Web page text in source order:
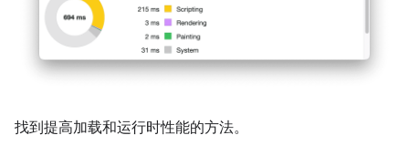
找到提高加载和运行时性能的方法。